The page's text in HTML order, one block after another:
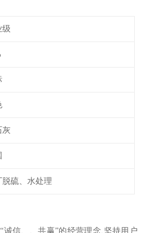
级
灰
脱硫、水处理
信、、共赢”的经营理念,坚持用户